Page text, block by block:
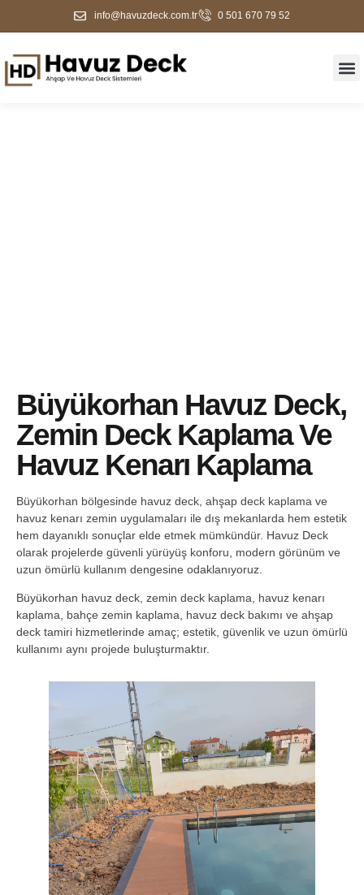
info@havuzdeck.com.tr 0 501 670 79 52
Büyükorhan Havuz Deck,
Zemin Deck Kaplama Ve
Havuz Kenarı Kaplama
Büyükorhan bölgesinde havuz deck, ahşap deck kaplama ve
havuz kenarı zemin uygulamaları ile dış mekanlarda hem estetik
hem dayanıklı sonuçlar elde etmek mümkündür. Havuz Deck
olarak projelerde güvenli yürüyüş konforu, modern görünüm ve
uzun ömürlü kullanım dengesine odaklanıyoruz.
Büyükorhan havuz deck, zemin deck kaplama, havuz kenarı
kaplama, bahçe zemin kaplama, havuz deck bakımı ve ahşap
deck tamiri hizmetlerinde amaç; estetik, güvenlik ve uzun ömürlü
kullanımı aynı projede buluşturmaktır.